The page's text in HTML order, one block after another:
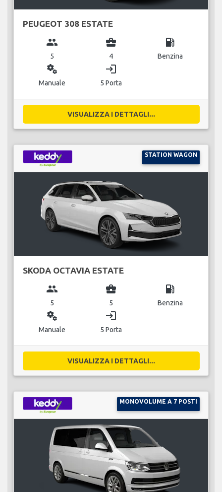
PEUGEOT 308 ESTATE
group
5
business_center
4
local_gas_station
Benzina
miscellaneous_services
Manuale
login
5 Porta
VISUALIZZA I DETTAGLI...
STATION WAGON
SKODA OCTAVIA ESTATE
group
5
business_center
5
local_gas_station
Benzina
miscellaneous_services
Manuale
login
5 Porta
VISUALIZZA I DETTAGLI...
MONOVOLUME A 7 POSTI